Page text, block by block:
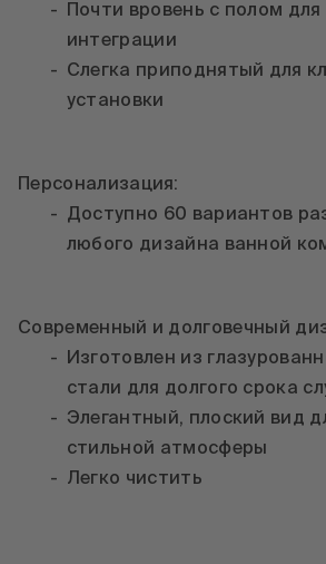
Почти вровень с полом
интеграции
Слегка приподнятый для
установки
Персонализация:
Доступно 60 вариантов
любого дизайна ванной
Современный и долговечный
Изготовлен из
стали для долгого срока
Элегантный, плоский вид
стильной атмосферы
Легко чистить